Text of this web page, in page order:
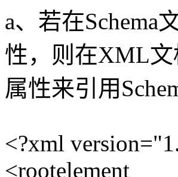
a、若在Schema
性，则在XML文
属性来引用
<?xml
<rootelement